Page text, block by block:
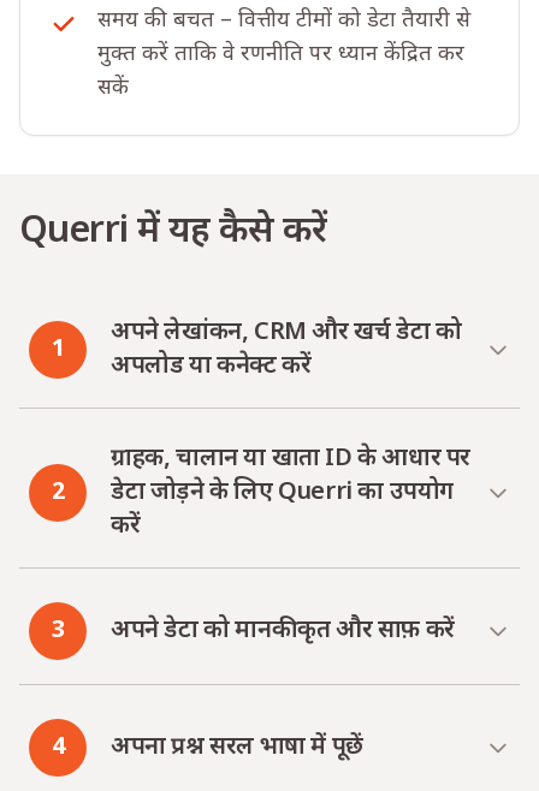
समय की बचत – वित्तीय टीमों को डेटा तैयारी से
मुक्त करें ताकि वे रणनीति पर ध्यान केंद्रित कर
सकें
Querri में यह कैसे करें
1
अपने लेखांकन, CRM और खर्च डेटा को
अपलोड या कनेक्ट करें
2
ग्राहक, चालान या खाता ID के आधार पर
डेटा जोड़ने के लिए Querri का उपयोग
करें
3 अपने डेटा को मानकीकृत और साफ़ करें
4 अपना प्रश्न सरल भाषा में पूछें